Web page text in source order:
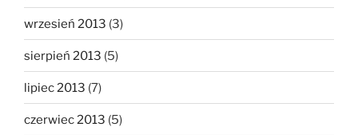
wrzesień 2013 (3)
sierpień 2013 (5)
lipiec 2013 (7)
czerwiec 2013 (5)